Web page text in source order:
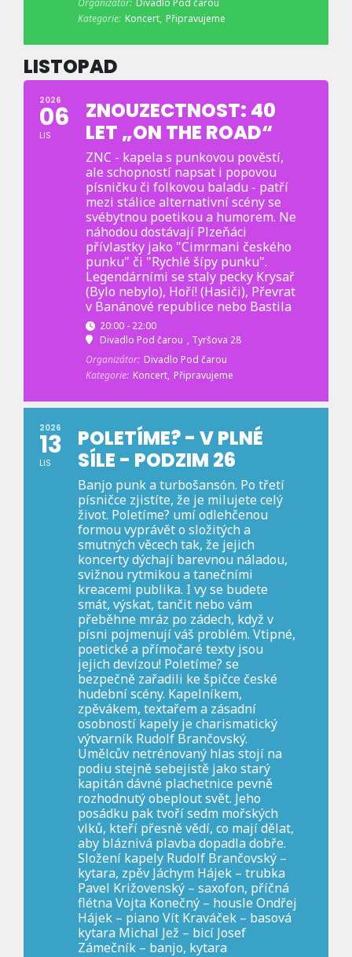
Organizátor: Divadlo Pod čarou
Kategorie: Koncert, Připravujeme
LISTOPAD
2026
06
LIS
ZNOUZECTNOST: 40
LET „ON THE ROAD“
ZNC - kapela s punkovou pověstí,
ale schopností napsat i popovou
písničku či folkovou baladu - patří
mezi stálice alternativní scény se
svébytnou poetikou a humorem. Ne
náhodou dostávají Plzeňáci
přívlastky jako "Cimrmani českého
punku" či "Rychlé šípy punku".
Legendárními se staly pecky Krysař
(Bylo nebylo), Hoří! (Hasiči), Převrat
v Banánové republice nebo Bastila
20:00 - 22:00
Divadlo Pod čarou , Tyršova 28
Organizátor: Divadlo Pod čarou
Kategorie: Koncert, Připravujeme
2026
13
LIS
POLETÍME? - V PLNÉ
SÍLE - PODZIM 26
Banjo punk a turbošansón. Po třetí
písničce zjistíte, že je milujete celý
život. Poletíme? umí odlehčenou
formou vyprávět o složitých a
smutných věcech tak, že jejich
koncerty dýchají barevnou náladou,
svižnou rytmikou a tanečními
kreacemi publika. I vy se budete
smát, výskat, tančit nebo vám
přeběhne mráz po zádech, když v
písni pojmenují váš problém. Vtipné,
poetické a přímočaré texty jsou
jejich devízou! Poletíme? se
bezpečně zařadili ke špičce české
hudební scény. Kapelníkem,
zpěvákem, textařem a zásadní
osobností kapely je charismatický
výtvarník Rudolf Brančovský.
Umělcův netrénovaný hlas stojí na
podiu stejně sebejistě jako starý
kapitán dávné plachetnice pevně
rozhodnutý obeplout svět. Jeho
posádku pak tvoří sedm mořských
vlků, kteří přesně vědí, co mají dělat,
aby bláznivá plavba dopadla dobře.
Složení kapely Rudolf Brančovský –
kytara, zpěv Jáchym Hájek – trubka
Pavel Križovenský – saxofon, příčná
flétna Vojta Konečný – housle Ondřej
Hájek – piano Vít Kraváček – basová
kytara Michal Jež – bicí Josef
Zámečník – banjo, kytara